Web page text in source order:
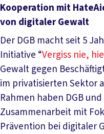
Kooperation mit
von digitaler Gewalt
Der DGB macht seit 5
Initiative “Vergiss nie,
Gewalt gegen
im privatisierten Sektor
Rahmen haben DGB
Zusammenarbeit mit
Prävention bei digitaler